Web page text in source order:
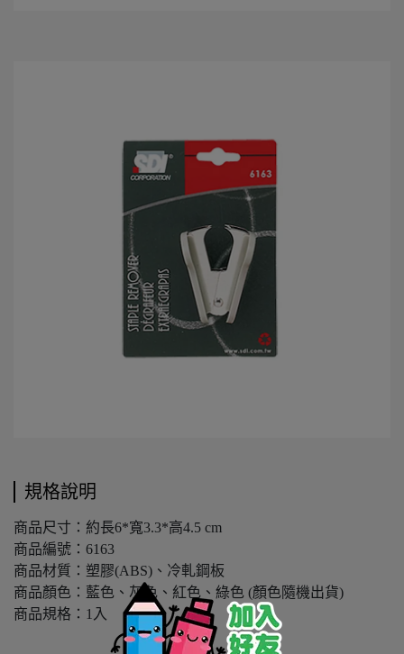
規格說明
商品尺寸：約長6*寬3.3*高4.5 cm
商品編號：6163
商品材質：塑膠(ABS)、冷軋鋼板
商品顏色：藍色、灰色、紅色、綠色 (顏色隨機出貨)
商品規格：1入